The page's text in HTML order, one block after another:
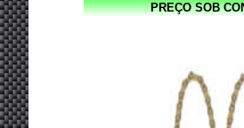
PREÇO SOB